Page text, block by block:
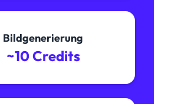
Bildgenerierung
~10 Credits